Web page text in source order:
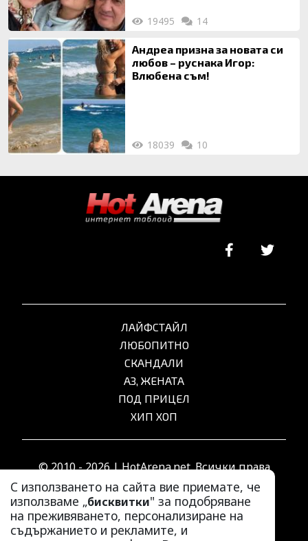
19495 14
Андреа призна за новата си
любов – руснака Игор:
Влюбена съм!
18039 10
С използването на сайта вие приемате, че
използваме „бисквитки" за подобряване
на преживяването, персонализиране на
съдържанието и рекламите, и
ЛАЙФСТАЙЛ
ЛЮБОПИТНО
СКАНДАЛИ
АЗ, ЖЕНАТА
ПОД ПРИЦЕЛ
ХИП ХОП
© 2010 - 2026 | HotArena.net. Всички права
запазени.
РЕКЛАМА